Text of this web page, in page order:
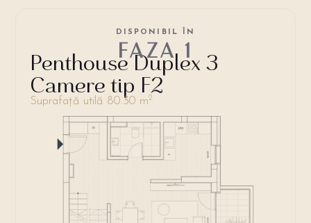
Penthouse Duplex 3
Camere tip F2
Suprafață utilă 80.30 m2
DISPONIBIL ÎN
FAZA 1